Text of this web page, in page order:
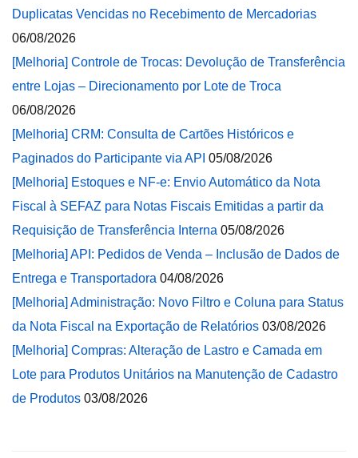
Duplicatas Vencidas no Recebimento de Mercadorias
06/08/2026
[Melhoria] Controle de Trocas: Devolução de Transferência
entre Lojas – Direcionamento por Lote de Troca
06/08/2026
[Melhoria] CRM: Consulta de Cartões Históricos e
Paginados do Participante via API 05/08/2026
[Melhoria] Estoques e NF-e: Envio Automático da Nota
Fiscal à SEFAZ para Notas Fiscais Emitidas a partir da
Requisição de Transferência Interna 05/08/2026
[Melhoria] API: Pedidos de Venda – Inclusão de Dados de
Entrega e Transportadora 04/08/2026
[Melhoria] Administração: Novo Filtro e Coluna para Status
da Nota Fiscal na Exportação de Relatórios 03/08/2026
[Melhoria] Compras: Alteração de Lastro e Camada em
Lote para Produtos Unitários na Manutenção de Cadastro
de Produtos 03/08/2026